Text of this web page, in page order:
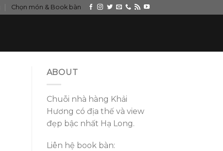
Chọn món & Book bàn
ABOUT
Chuỗi nhà hàng Khải
Hương có địa thế và view
đẹp bậc nhất Hạ Long.
Liên hệ book bàn: